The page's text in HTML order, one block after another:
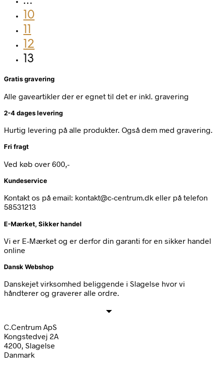
10
11
12
13
Gratis gravering
Alle gaveartikler der er egnet til det er inkl. gravering
2-4 dages levering
Hurtig levering på alle produkter. Også dem med gravering.
Fri fragt
Ved køb over 600,-
Kundeservice
Kontakt os på email: kontakt@c-centrum.dk eller på telefon
58531213
E-Mærket, Sikker handel
Vi er E-Mærket og er derfor din garanti for en sikker handel
online
Dansk Webshop
Danskejet virksomhed beliggende i Slagelse hvor vi
håndterer og graverer alle ordre.
C.Centrum ApS
Kongstedvej 2A
4200, Slagelse
Danmark